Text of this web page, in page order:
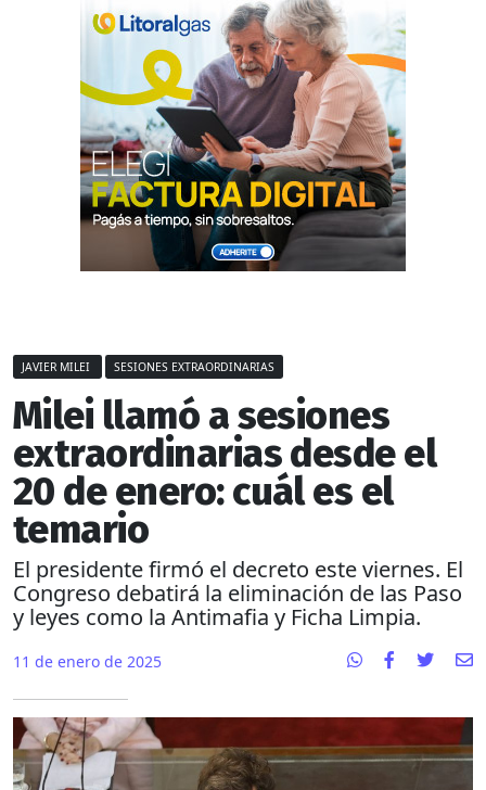
JAVIER MILEI SESIONES EXTRAORDINARIAS
Milei llamó a sesiones
extraordinarias desde el
20 de enero: cuál es el
temario
El presidente firmó el decreto este viernes. El
Congreso debatirá la eliminación de las Paso
y leyes como la Antimafia y Ficha Limpia.
11 de enero de 2025